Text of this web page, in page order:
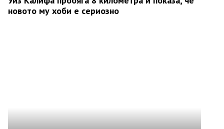
новото му хоби е сериозно